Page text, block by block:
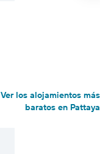
Ver los alojamientos más
baratos en Pattaya